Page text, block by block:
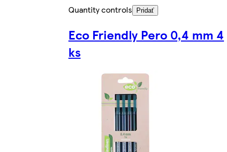
Quantity controls
Pridať
Eco Friendly Pero 0,4 mm 4
ks